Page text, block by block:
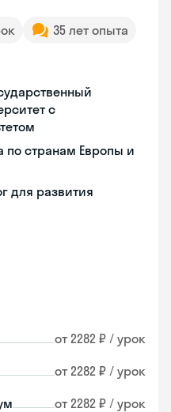
35 лет опыта
с
по странам Европы и
для развития
от 2282 ₽ / урок
от 2282 ₽ / урок
от 2282 ₽ / урок